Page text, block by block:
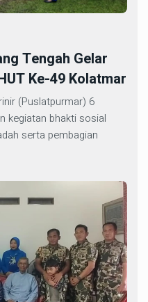
Tengah Gelar
Ke-49 Kolatmar
(Puslatpurmar) 6
kegiatan bhakti sosial
serta pembagian